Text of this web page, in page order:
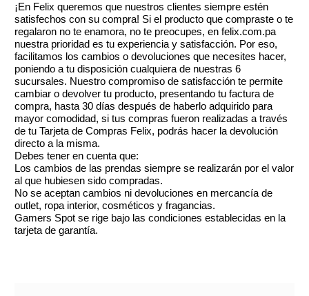
¡En Felix queremos que nuestros clientes siempre estén
satisfechos con su compra! Si el producto que compraste o te
regalaron no te enamora, no te preocupes, en felix.com.pa
nuestra prioridad es tu experiencia y satisfacción. Por eso,
facilitamos los cambios o devoluciones que necesites hacer,
poniendo a tu disposición cualquiera de nuestras 6
sucursales. Nuestro compromiso de satisfacción te permite
cambiar o devolver tu producto, presentando tu factura de
compra, hasta 30 días después de haberlo adquirido para
mayor comodidad, si tus compras fueron realizadas a través
de tu Tarjeta de Compras Felix, podrás hacer la devolución
directo a la misma.
Debes tener en cuenta que:
Los cambios de las prendas siempre se realizarán por el valor
al que hubiesen sido compradas.
No se aceptan cambios ni devoluciones en mercancía de
outlet, ropa interior, cosméticos y fragancias.
Gamers Spot se rige bajo las condiciones establecidas en la
tarjeta de garantía.